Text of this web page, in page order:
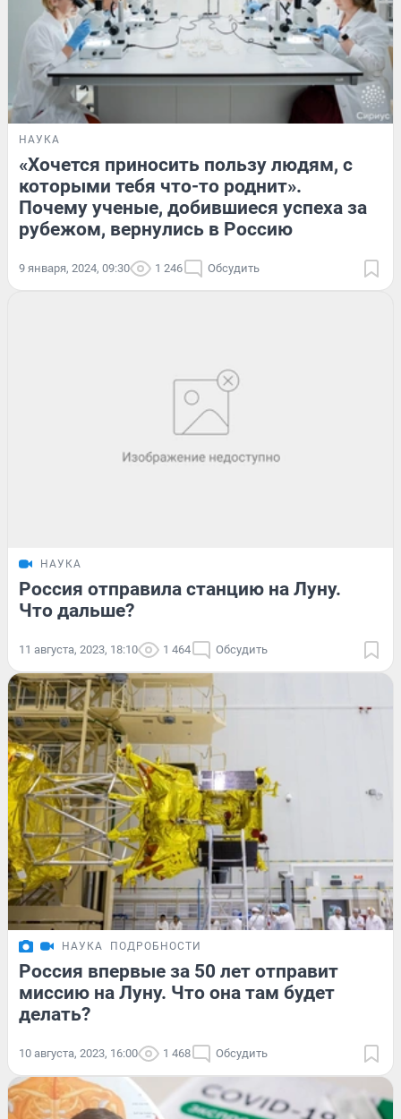
НАУКА
«Хочется приносить пользу людям, с
которыми тебя что-то роднит».
Почему ученые, добившиеся успеха за
рубежом, вернулись в Россию
9 января, 2024, 09:30 1 246 Обсудить
НАУКА
Россия отправила станцию на Луну.
Что дальше?
11 августа, 2023, 18:10 1 464 Обсудить
НАУКА ПОДРОБНОСТИ
Россия впервые за 50 лет отправит
миссию на Луну. Что она там будет
делать?
10 августа, 2023, 16:00 1 468 Обсудить